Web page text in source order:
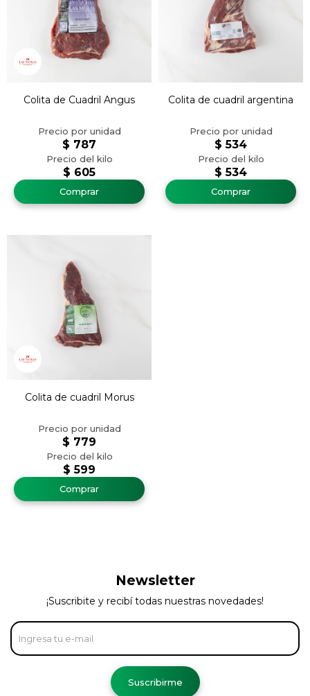
Colita de Cuadril Angus
$ 605
$ 787
Colita de cuadril argentina
$ 534
$ 534
Colita de cuadril Morus
$ 599
$ 779
Newsletter
¡Suscribite y recibí todas nuestras novedades!
Suscribirme